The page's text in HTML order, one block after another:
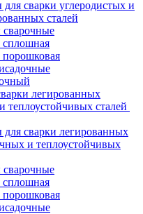
сварки углеродистых и
сталей
сплошная
легированных
теплоустойчивых сталей
сварки легированных
и теплоустойчивых
сплошная